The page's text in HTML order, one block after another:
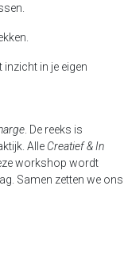
in je eigen
. De reeks is
Alle Creatief & In
workshop wordt
Samen zetten we ons